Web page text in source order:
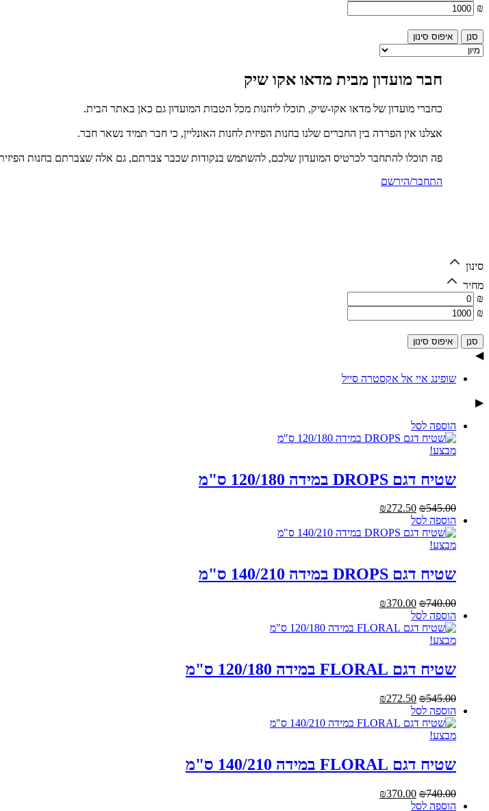
₪
איפוס סינון
חבר מועדון מבית מדאו אקו שיק
כחברי מועדון של מדאו אקו-שיק, תוכלו ליהנות מכל הטבות המועדון גם כאן באתר הבית.
אצלנו אין הפרדה בין החברים שלנו בחנות הפיזית לחנות האונליין, כי חבר תמיד נשאר חבר.
פה תוכלו להתחבר לכרטיס המועדון שלכם, להשתמש בנקודות שכבר צברתם, גם אלה שצברתם בחנות
התחבר/הירשם
סינון
מחיר
₪
₪
איפוס סינון
◀
שופינג איי אל אקסטרה סייל
▶
הוספה לסל
מבצע!
שטיח דגם DROPS במידה 120/180 ס"מ
₪545.00
המחיר
המקורי
היה:
₪272.50
הוא:
הוספה לסל
מבצע!
שטיח דגם DROPS במידה 140/210 ס"מ
₪740.00
המחיר
המקורי
היה:
₪370.00
הוא:
הוספה לסל
מבצע!
שטיח דגם FLORAL במידה 120/180 ס"מ
₪545.00
המחיר
המקורי
היה:
₪272.50
הוא:
הוספה לסל
מבצע!
שטיח דגם FLORAL במידה 140/210 ס"מ
₪740.00
המחיר
המקורי
₪370.00
הוספה לסל